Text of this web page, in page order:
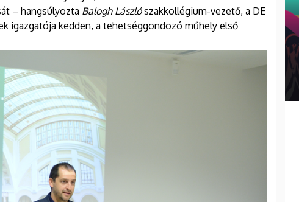
– hangsúlyozta Balogh Lászlószakkollégium-vezető, a DE
igazgatója kedden, a tehetséggondozó műhely első